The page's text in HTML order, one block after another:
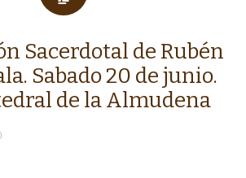
Sacerdotal de Rubén
Sabado 20 de junio.
de la Almudena